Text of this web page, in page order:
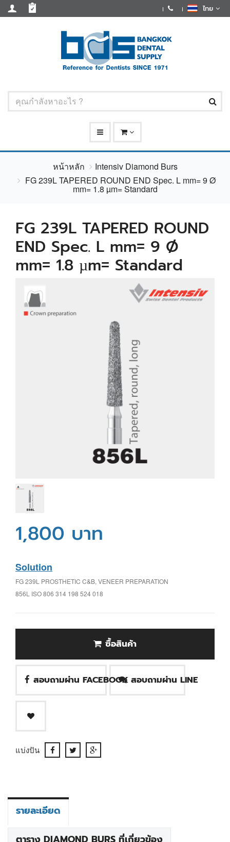
ไทย
หน้าหลัก
Intensiv Diamond Burs
FG 239L TAPERED ROUND END Spec. L mm= 9 Ø
mm= 1.8 µm= Standard
FG 239L TAPERED ROUND
END Spec. L mm= 9 Ø
mm= 1.8 µm= Standard
1,800 บาท
Solution
FG 239L PROSTHETIC C&B, VENEER PREPARATION
856L ISO 806 314 198 524 018
ซื้อสินค้า
สอบถามผ่าน FACEBOOK สอบถามผ่าน LINE
แบ่งปัน
รายละเอียด